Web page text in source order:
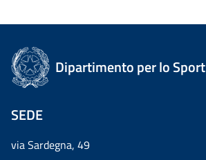
Dipartimento per lo Sport
SEDE
via Sardegna, 49